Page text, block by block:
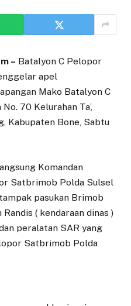
– Batalyon C Pelopor
apel
Mako Batalyon C
70 Kelurahan Ta’,
Kabupaten Bone, Sabtu
Komandan
Satbrimob Polda Sulsel
pasukan Brimob
( kendaraan dinas )
peralatan SAR yang
Satbrimob Polda